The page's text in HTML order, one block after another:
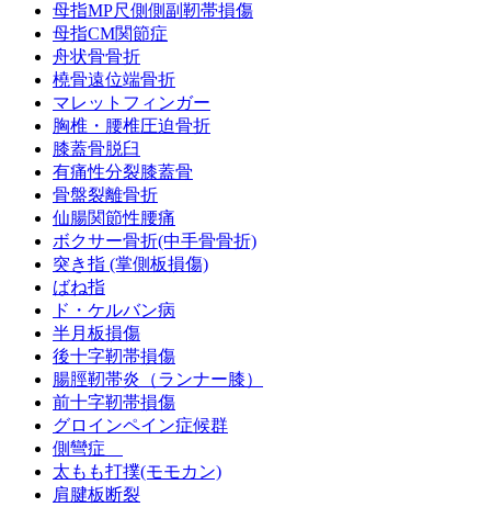
母指MP尺側側副靭帯損傷
母指CM関節症
舟状骨骨折
橈骨遠位端骨折
マレットフィンガー
胸椎・腰椎圧迫骨折
膝蓋骨脱臼
有痛性分裂膝蓋骨
骨盤裂離骨折
仙腸関節性腰痛
ボクサー骨折(中手骨骨折)
突き指 (掌側板損傷)
ばね指
ド・ケルバン病
半月板損傷
後十字靭帯損傷
腸脛靭帯炎（ランナー膝）
前十字靭帯損傷
グロインペイン症候群
側彎症
太もも打撲(モモカン)
肩腱板断裂